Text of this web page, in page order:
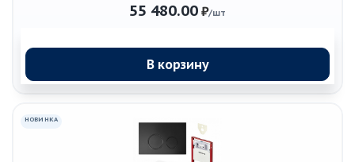
55 480.00 ₽/шт
В корзину
НОВИНКА